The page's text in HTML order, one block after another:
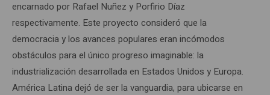
encarnado por Rafael Nuñez y Porfirio Díaz
respectivamente. Este proyecto consideró que la
democracia y los avances populares eran incómodos
obstáculos para el único progreso imaginable: la
industrialización desarrollada en Estados Unidos y Europa.
América Latina dejó de ser la vanguardia, para ubicarse en